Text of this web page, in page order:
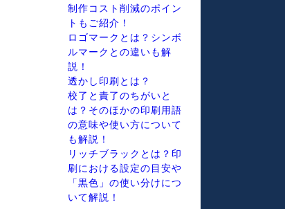
制作コスト削減のポイン
トもご紹介！
ロゴマークとは？シンボ
ルマークとの違いも解
説！
透かし印刷とは？
校了と責了のちがいと
は？そのほかの印刷用語
の意味や使い方について
も解説！
リッチブラックとは？印
刷における設定の目安や
「黒色」の使い分けにつ
いて解説！